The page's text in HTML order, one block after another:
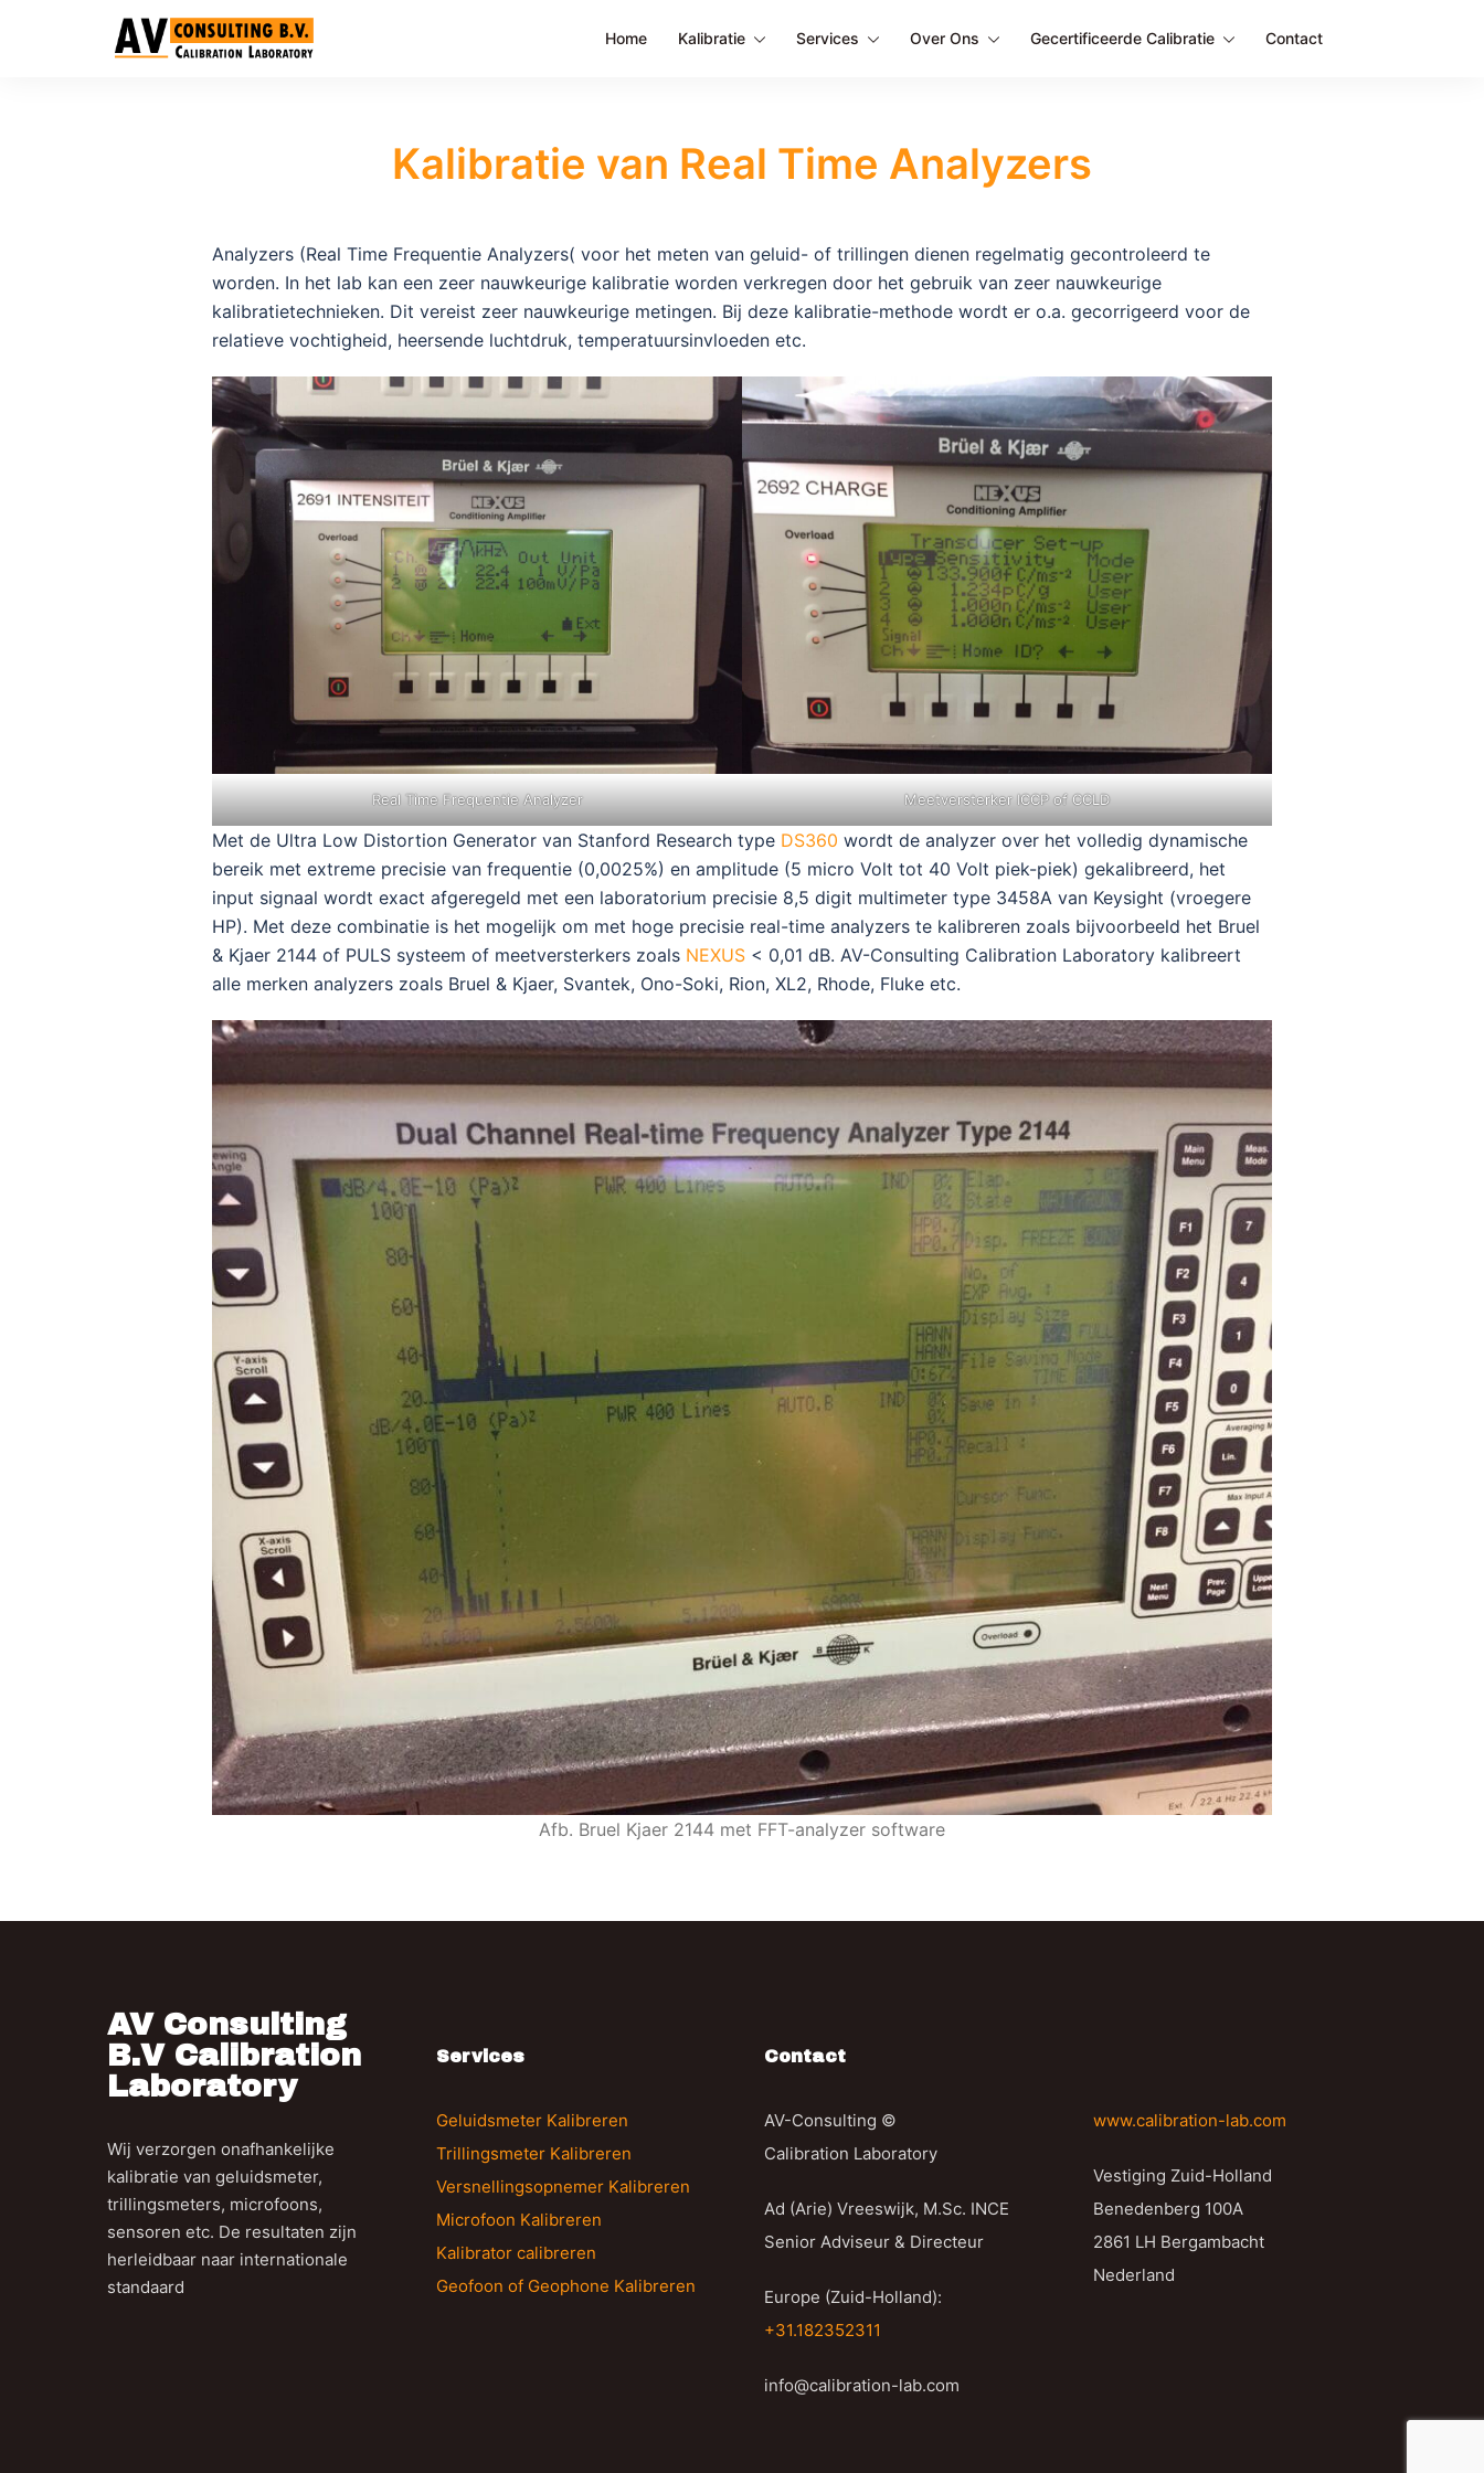
Home Kalibratie Services Over Ons Gecertificeerde Calibratie Contact
Kalibratie van Real Time Analyzers
Analyzers (Real Time Frequentie Analyzers( voor het meten van geluid- of trillingen dienen regelmatig gecontroleerd te
worden. In het lab kan een zeer nauwkeurige kalibratie worden verkregen door het gebruik van zeer nauwkeurige
kalibratietechnieken. Dit vereist zeer nauwkeurige metingen. Bij deze kalibratie-methode wordt er o.a. gecorrigeerd voor de
relatieve vochtigheid, heersende luchtdruk, temperatuursinvloeden etc.
Real Time Frequentie Analyzer Meetversterker ICCP of CCLD
Met de Ultra Low Distortion Generator van Stanford Research type DS360 wordt de analyzer over het volledig dynamische
bereik met extreme precisie van frequentie (0,0025%) en amplitude (5 micro Volt tot 40 Volt piek-piek) gekalibreerd, het
input signaal wordt exact afgeregeld met een laboratorium precisie 8,5 digit multimeter type 3458A van Keysight (vroegere
HP). Met deze combinatie is het mogelijk om met hoge precisie real-time analyzers te kalibreren zoals bijvoorbeeld het Bruel
& Kjaer 2144 of PULS systeem of meetversterkers zoals NEXUS < 0,01 dB. AV-Consulting Calibration Laboratory kalibreert
alle merken analyzers zoals Bruel & Kjaer, Svantek, Ono-Soki, Rion, XL2, Rhode, Fluke etc.
Afb. Bruel Kjaer 2144 met FFT-analyzer software
AV Consulting
B.V Calibration
Laboratory
Wij verzorgen onafhankelijke
kalibratie van geluidsmeter,
trillingsmeters, microfoons,
sensoren etc. De resultaten zijn
herleidbaar naar internationale
standaard
Services
Geluidsmeter Kalibreren
Trillingsmeter Kalibreren
Versnellingsopnemer Kalibreren
Microfoon Kalibreren
Kalibrator calibreren
Geofoon of Geophone Kalibreren
Contact
AV-Consulting ©
Calibration Laboratory
Ad (Arie) Vreeswijk, M.Sc. INCE
Senior Adviseur & Directeur
Europe (Zuid-Holland):
+31.182352311
info@calibration-lab.com
www.calibration-lab.com
Vestiging Zuid-Holland
Benedenberg 100A
2861 LH Bergambacht
Nederland